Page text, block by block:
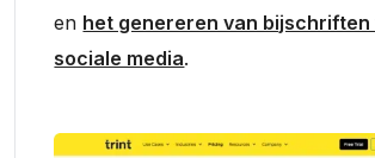
en het genereren van bijschriften
sociale media.